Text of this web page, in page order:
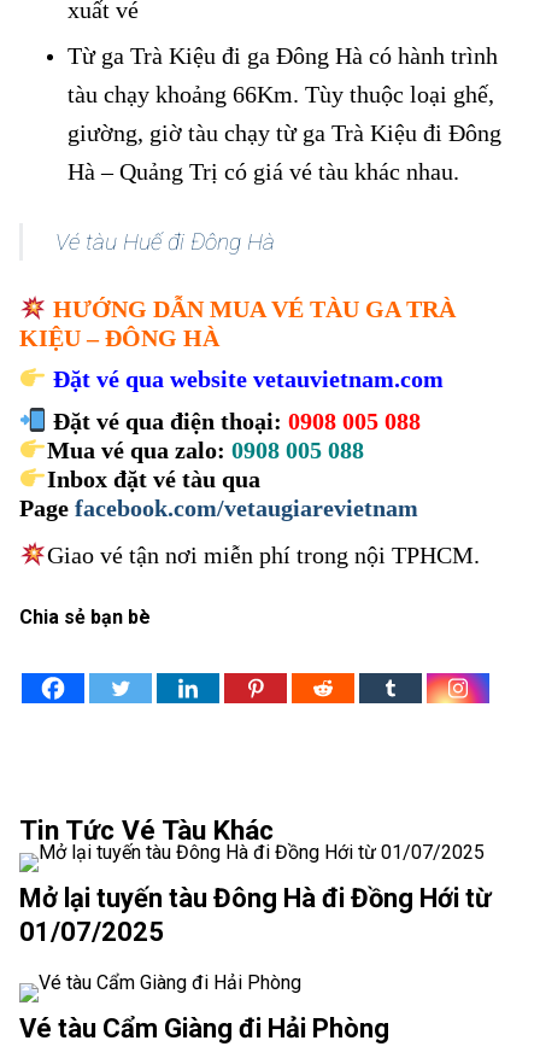
xuất vé
Từ ga Trà Kiệu đi ga Đông Hà có hành trình
tàu chạy khoảng 66Km. Tùy thuộc loại ghế,
giường, giờ tàu chạy từ ga Trà Kiệu đi Đông
Hà – Quảng Trị có giá vé tàu khác nhau.
Vé tàu Huế đi Đông Hà
HƯỚNG DẪN MUA VÉ TÀU GA TRÀ
KIỆU – ĐÔNG HÀ
Đặt vé qua website vetauvietnam.com
Đặt vé qua điện thoại: 0908 005 088
Mua vé qua zalo: 0908 005 088
Inbox đặt vé tàu qua
Page facebook.com/vetaugiarevietnam
Giao vé tận nơi miễn phí trong nội TPHCM.
Chia sẻ bạn bè
Tin Tức Vé Tàu Khác
Mở lại tuyến tàu Đông Hà đi Đồng Hới từ
01/07/2025
Vé tàu Cẩm Giàng đi Hải Phòng